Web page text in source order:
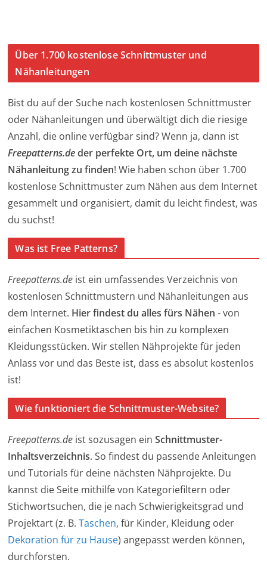
Über 1.700 kostenlose Schnittmuster und
Nähanleitungen
Bist du auf der Suche nach kostenlosen Schnittmuster
oder Nähanleitungen und überwältigt dich die riesige
Anzahl, die online verfügbar sind? Wenn ja, dann ist
Freepatterns.deder perfekte Ort, um deine nächste
Nähanleitung zu finden! Wie haben schon über 1.700
kostenlose Schnittmuster zum Nähen aus dem Internet
gesammelt und organisiert, damit du leicht findest, was
du suchst!
Was ist Free Patterns?
Freepatterns.de ist ein umfassendes Verzeichnis von
kostenlosen Schnittmustern und Nähanleitungen aus
dem Internet. Hier findest du alles fürs Nähen - von
einfachen Kosmetiktaschen bis hin zu komplexen
Kleidungsstücken. Wir stellen Nähprojekte für jeden
Anlass vor und das Beste ist, dass es absolut kostenlos
ist!
Wie funktioniert die Schnittmuster-Website?
Freepatterns.de ist sozusagen einSchnittmuster-
Inhaltsverzeichnis. So findest du passende Anleitungen
und Tutorials für deine nächsten Nähprojekte. Du
kannst die Seite mithilfe von Kategoriefiltern oder
Stichwortsuchen, die je nach Schwierigkeitsgrad und
Projektart (z. B.Taschen, für Kinder, Kleidung oder
Dekoration für zu Hause) angepasst werden können,
durchforsten.